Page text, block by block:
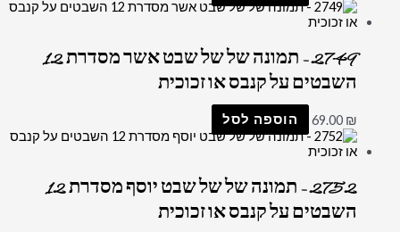
2749 – תמונה של של שבט אשר מסדרת 12
השבטים על קנבס או זכוכית
69.00 ₪ הוספה לסל
2752 – תמונה של של שבט יוסף מסדרת 12
השבטים על קנבס או זכוכית